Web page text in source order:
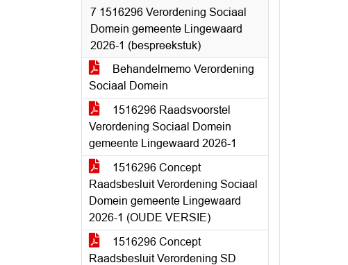
7 1516296 Verordening Sociaal
Domein gemeente Lingewaard
2026-1 (bespreekstuk)
Behandelmemo Verordening
Sociaal Domein
1516296 Raadsvoorstel
Verordening Sociaal Domein
gemeente Lingewaard 2026-1
1516296 Concept
Raadsbesluit Verordening Sociaal
Domein gemeente Lingewaard
2026-1 (OUDE VERSIE)
1516296 Concept
Raadsbesluit Verordening SD